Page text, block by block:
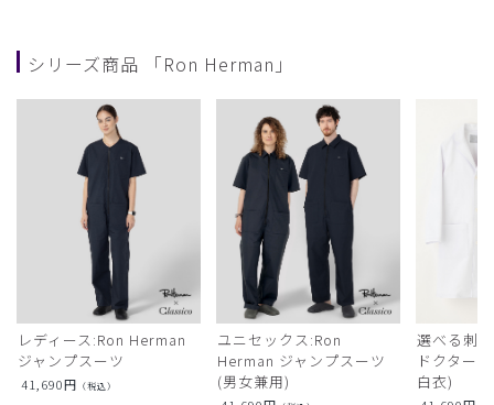
シリーズ商品 「Ron Herman」
レディース:Ron Herman
ジャンプスーツ
41,690円 （税込）
ユニセックス:Ron
Herman ジャンプスーツ
(男女兼用)
選べる刺
ドクター
白衣)